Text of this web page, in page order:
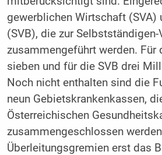
gewerblichen Wirtschaft (SVA)
(SVB), die zur Selbstständigen-
zusammengeführt werden. Für
sieben und für die SVB drei
Noch nicht enthalten sind die
neun Gebietskrankenkassen,
Österreichischen
zusammengeschlossen
Überleitungsgremien erst das